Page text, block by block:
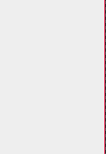
žádné informace
souhlas s
a